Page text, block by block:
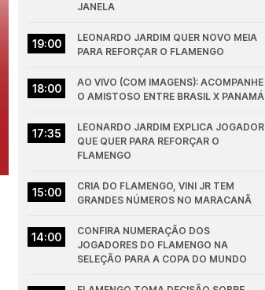
JANELA
19:00
LEONARDO JARDIM QUER NOVO MEIA
PARA REFORÇAR O FLAMENGO
18:00
AO VIVO (COM IMAGENS): ACOMPANHE
O AMISTOSO ENTRE BRASIL X PANAMÁ
17:35
LEONARDO JARDIM EXPLICA JOGADOR
QUE QUER PARA REFORÇAR O
FLAMENGO
15:00
CRIA DO FLAMENGO, VINI JR TEM
GRANDES NÚMEROS NO MARACANÃ
14:00
CONFIRA NUMERAÇÃO DOS
JOGADORES DO FLAMENGO NA
SELEÇÃO PARA A COPA DO MUNDO